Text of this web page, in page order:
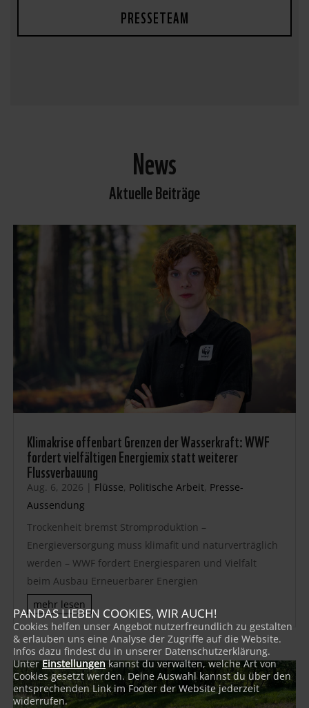
PRESSETEAM
News
Aktuelle Beiträge
Klimakrise offenbart Grenzen der Wasserkraft: WWF
fordert vielfältigen Energiemix statt weiterer
Flussverbauung
Aug. 6, 2026 | Flüsse, Politische Arbeit, Presse-
Aussendung
Trockenheit bremst Stromproduktion –
Energieversorgung muss klimafit und naturverträglich
werden – WWF fordert Energiesparen und Vielfalt
beim Ausbau Erneuerbarer Energien
mehr lesen
PANDAS LIEBEN COOKIES, WIR AUCH!
Cookies helfen unser Angebot nutzerfreundlich zu gestalten
& erlauben uns eine Analyse der Zugriffe auf die Website.
Infos dazu findest du in unserer Datenschutzerklärung.
UnterEinstellungen kannst du verwalten, welche Art von
Cookies gesetzt werden. Deine Auswahl kannst du über den
entsprechenden Link im Footer der Website jederzeit
widerrufen.